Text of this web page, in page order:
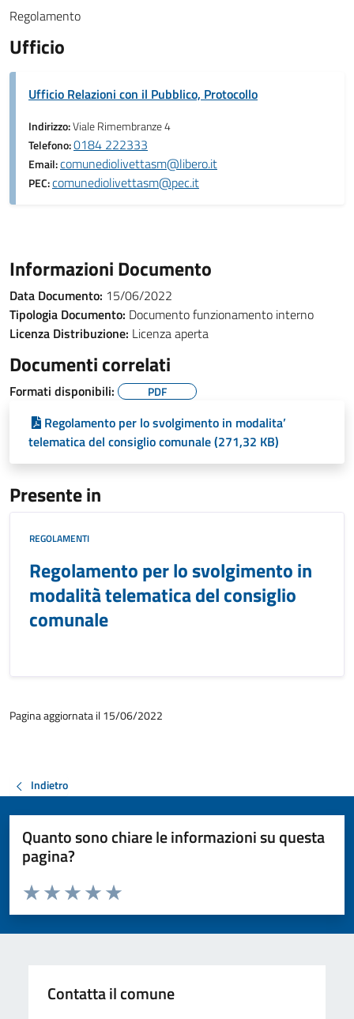
Regolamento
Ufficio
Ufficio Relazioni con il Pubblico, Protocollo
Indirizzo:Viale Rimembranze 4
Telefono:0184 222333
Email:comunediolivettasm@libero.it
PEC:comunediolivettasm@pec.it
Informazioni Documento
Data Documento: 15/06/2022
Tipologia Documento: Documento funzionamento interno
Licenza Distribuzione: Licenza aperta
Documenti correlati
Formati disponibili: PDF
Regolamento per lo svolgimento in modalita’
telematica del consiglio comunale (271,32 KB)
Presente in
REGOLAMENTI
Regolamento per lo svolgimento in
modalità telematica del consiglio
comunale
Pagina aggiornata il 15/06/2022
Indietro
Quanto sono chiare le informazioni su questa
pagina?
Valuta da 1 a 5 stelle la pagina
Valuta 5 stelle su 5
Valuta 4 stelle su 5
Valuta 3 stelle su 5
Valuta 2 stelle su 5
Valuta 1 stelle su 5
Contatta il comune